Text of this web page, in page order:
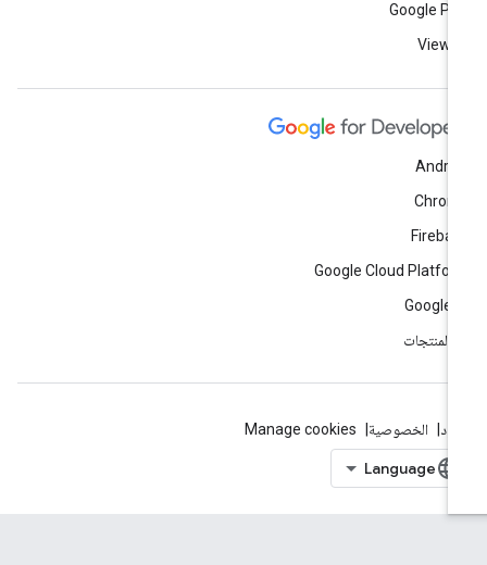
Google
View
Google Cloud
Google
المنتجات
الخصوصية Manage cookies